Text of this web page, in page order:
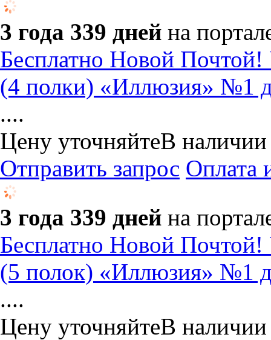
3 года 339 дней на
Бесплатно Новой
(4 полки) «Иллюзия» №1
....
Цену уточняйтеВ наличии
Отправить запрос Оплата
3 года 339 дней на
Бесплатно Новой
(5 полок) «Иллюзия» №1
....
Цену уточняйтеВ наличии